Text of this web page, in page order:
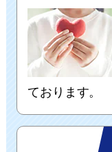
ております。